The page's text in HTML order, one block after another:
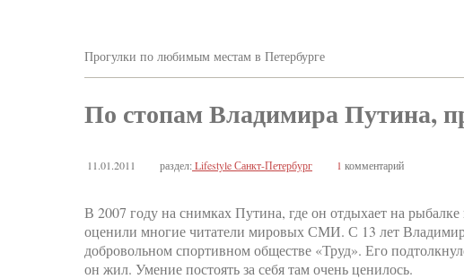
Прогулки по любимым местам в Петербурге
По стопам Владимира Путина,
11.01.2011 раздел:Lifestyle Санкт-Петербург 1 комментарий
В 2007 году на снимках Путина, где он отдыхает на
оценили многие читатели мировых СМИ. С 13 лет
добровольном спортивном обществе «Труд». Его
он жил. Умение постоять за себя там очень ценилось.